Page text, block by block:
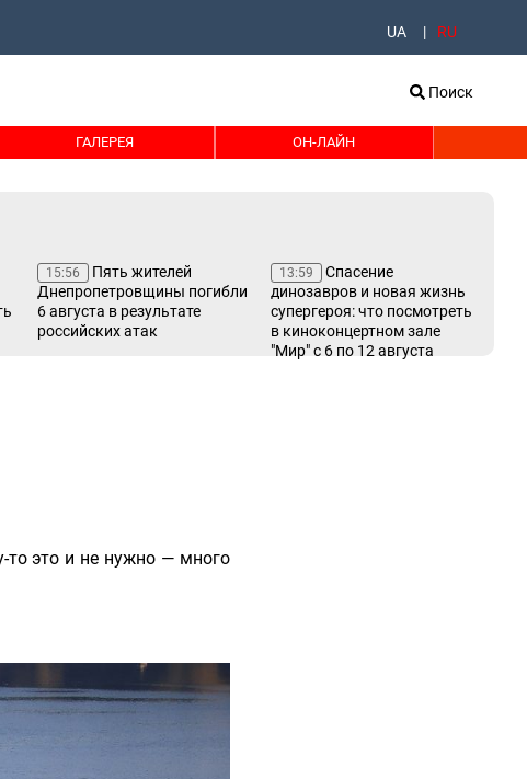
UA RU
Поиск
ГАЛЕРЕЯ ОН-ЛАЙН
15:56
Пять жителей
Днепропетровщины погибли
6 августа в результате
российских атак
13:59
Спасение
динозавров и новая жизнь
супергероя: что посмотреть
в киноконцертном зале
"Мир" с 6 по 12 августа
то это и не нужно — много